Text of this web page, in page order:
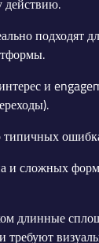
действию.
подходят
и
и сложных
длинные
требуют